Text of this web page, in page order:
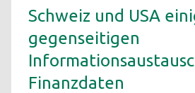
Schweiz und USA
gegenseitigen
Finanzdaten